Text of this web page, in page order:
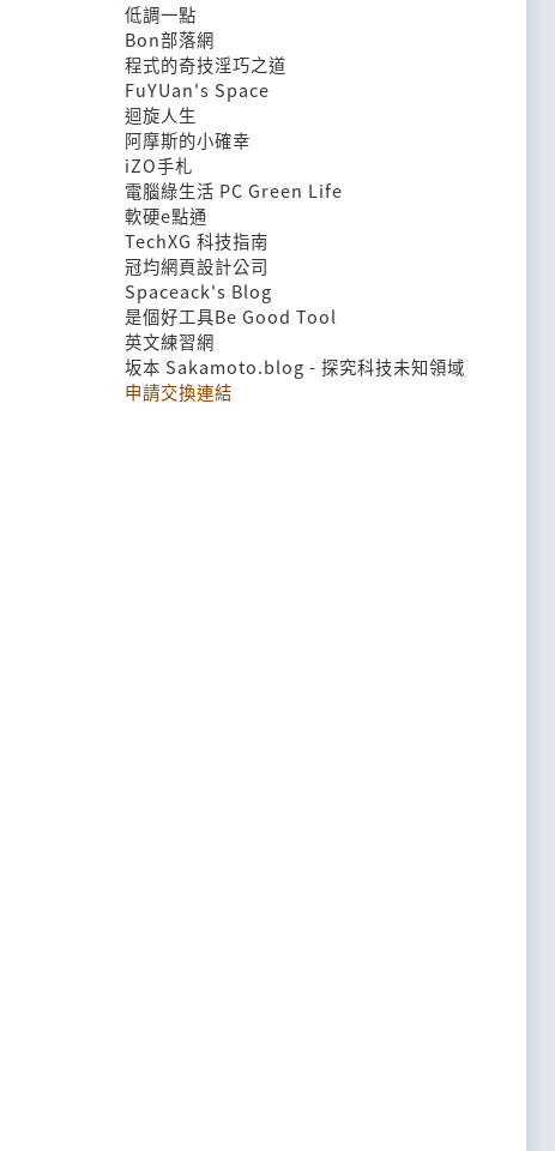
低調一點
Bon部落網
程式的奇技淫巧之道
FuYUan's Space
迴旋人生
阿摩斯的小確幸
iZO手札
電腦綠生活 PC Green Life
軟硬e點通
TechXG 科技指南
冠均網頁設計公司
Spaceack's Blog
是個好工具Be Good Tool
英文練習網
坂本 Sakamoto.blog - 探究科技未知領域
申請交換連結